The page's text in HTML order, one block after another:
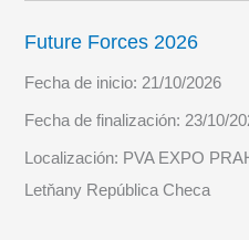
Future Forces 2026
Fecha de inicio: 21/10/2026
Fecha de finalización: 23/10/
Localización: PVA EXPO
Letňany República Checa